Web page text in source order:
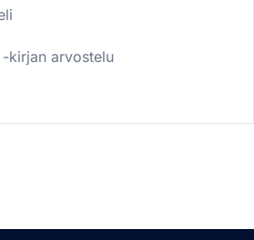
kirjan arvostelu